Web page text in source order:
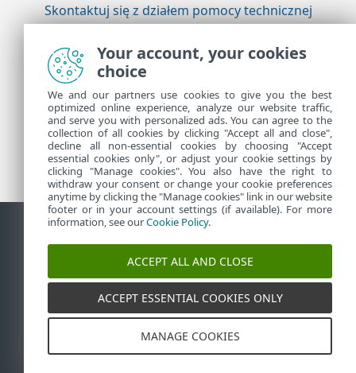
Skontaktuj się z działem pomocy technicznej
firmy ESET
Więcej informacji
Pomoc techniczna — wiadomości
Porady dla klientów
Zgłoś podatność
Polityka dotycząca plików cookie
©1992-2026ESET, spol. s r.o. - Wszelkie prawa
towarowymi lub zastrzeżonymi znakami towarowymi
firmy ESET, spol. s r.o. lub ESET North America.
Wszystkie pozostałe nazwy i marki są zastrzeżonymi
znakami towarowymi odpowiednich właścicieli.
Your account, your cookies
choice
We and our partners use cookies to give you the best
optimized online experience, analyze our website traffic,
and serve you with personalized ads. You can agree to the
collection of all cookies by clicking "Accept all and close",
decline all non-essential cookies by choosing "Accept
essential cookies only", or adjust your cookie settings by
clicking "Manage cookies". You also have the right to
withdraw your consent or change your cookie preferences
anytime by clicking the "Manage cookies" link in our website
footer or in your account settings (if available). For more
information, see ourCookie Policy.
ACCEPT ALL AND CLOSE
ACCEPT ESSENTIAL COOKIES ONLY
MANAGE COOKIES